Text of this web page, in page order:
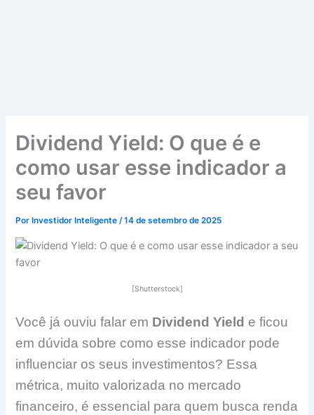
Dividend Yield: O que é e
como usar esse indicador a
seu favor
Por Investidor Inteligente/14 de setembro de 2025
[Shutterstock]
Você já ouviu falar em Dividend Yield e ficou
em dúvida sobre como esse indicador pode
influenciar os seus investimentos? Essa
métrica, muito valorizada no mercado
financeiro, é essencial para quem busca renda